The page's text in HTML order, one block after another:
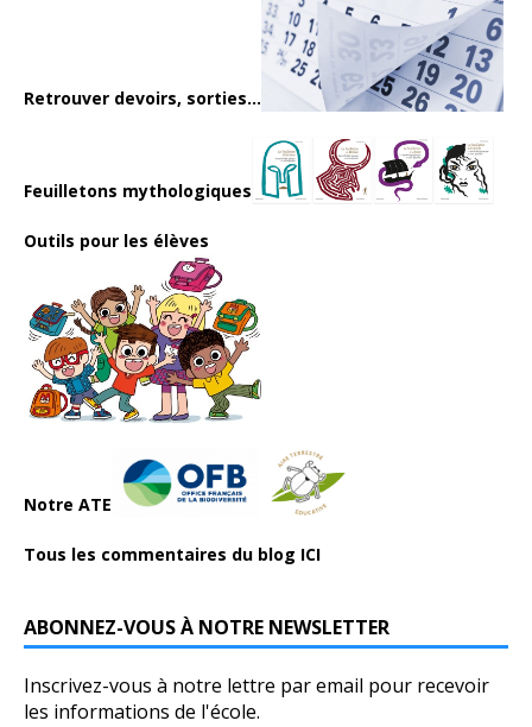
Retrouver devoirs, sorties...
Feuilletons mythologiques
Outils pour les élèves
Notre ATE
Tous les commentaires du blog ICI
ABONNEZ-VOUS À NOTRE NEWSLETTER
Inscrivez-vous à notre lettre par email pour recevoir
les informations de l'école.